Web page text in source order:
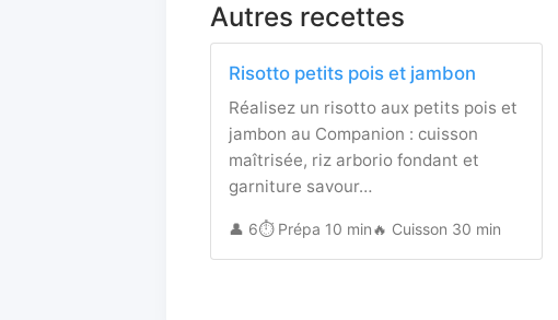
Autres recettes
Risotto petits pois et jambon
Réalisez un risotto aux petits pois et
jambon au Companion : cuisson
maîtrisée, riz arborio fondant et
garniture savour…
👤 6⏱️ Prépa 10 min🔥 Cuisson 30 min